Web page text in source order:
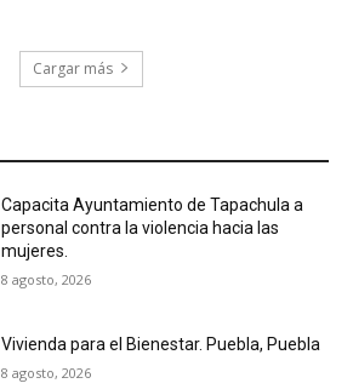
Cargar más
Capacita Ayuntamiento de Tapachula a
personal contra la violencia hacia las
mujeres.
8 agosto, 2026
Vivienda para el Bienestar. Puebla, Puebla
8 agosto, 2026